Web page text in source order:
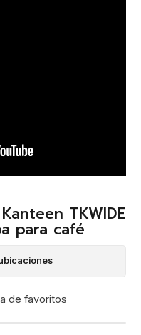
TKWIDE
para café
de favoritos